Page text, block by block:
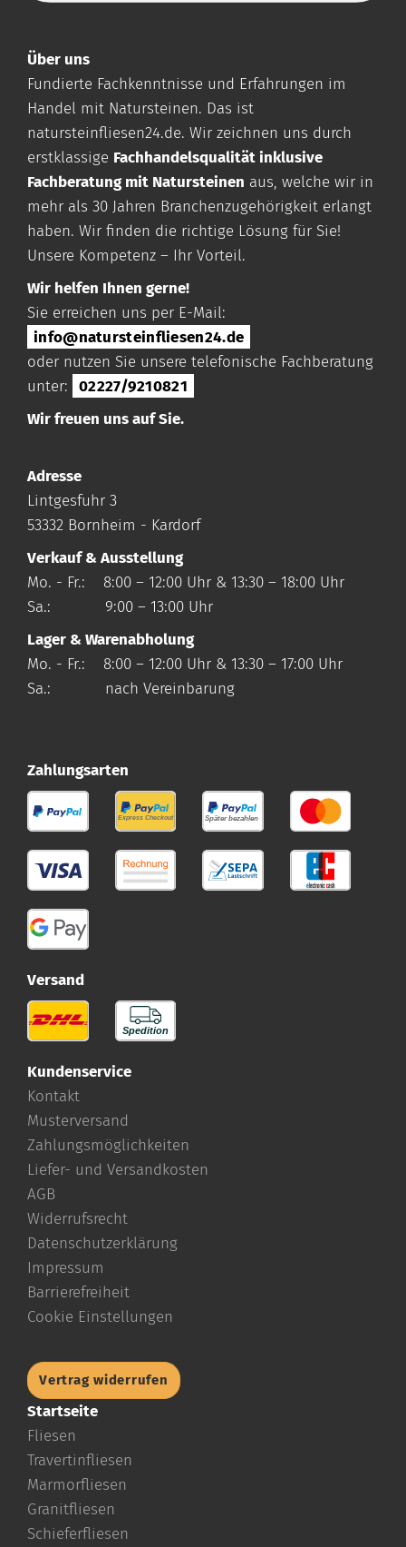
Über uns
Fundierte Fachkenntnisse und Erfahrungen im
Handel mit Natursteinen. Das ist
natursteinfliesen24.de. Wir zeichnen uns durch
erstklassige Fachhandelsqualität inklusive
Fachberatung mit Natursteinen aus, welche wir in
mehr als 30 Jahren Branchenzugehörigkeit erlangt
haben. Wir finden die richtige Lösung für Sie!
Unsere Kompetenz – Ihr Vorteil.
Wir helfen Ihnen gerne!
Sie erreichen uns per E-Mail:
info@natursteinfliesen24.de
oder nutzen Sie unsere telefonische Fachberatung
unter:
02227/9210821
Wir freuen uns auf Sie.
Adresse
Lintgesfuhr 3
53332 Bornheim - Kardorf
Verkauf & Ausstellung
Mo. - Fr.: 8:00 – 12:00 Uhr & 13:30 – 18:00 Uhr
Sa.: 9:00 – 13:00 Uhr
Lager & Warenabholung
Mo. - Fr.: 8:00 – 12:00 Uhr & 13:30 – 17:00 Uhr
Sa.: nach Vereinbarung
Zahlungsarten
Versand
Kundenservice
Kontakt
Musterversand
Zahlungsmöglichkeiten
Liefer- und Versandkosten
AGB
Widerrufsrecht
Datenschutzerklärung
Impressum
Barrierefreiheit
Cookie Einstellungen
Vertrag widerrufen
Startseite
Fliesen
Travertinfliesen
Marmorfliesen
Granitfliesen
Schieferfliesen